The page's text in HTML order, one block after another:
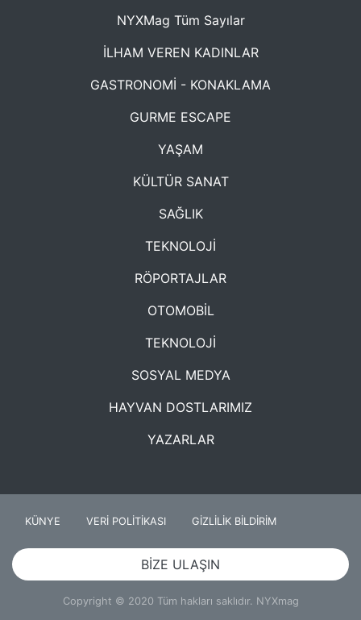
NYXMag Tüm Sayılar
İLHAM VEREN KADINLAR
GASTRONOMİ - KONAKLAMA
GURME ESCAPE
YAŞAM
KÜLTÜR SANAT
SAĞLIK
TEKNOLOJİ
RÖPORTAJLAR
OTOMOBİL
TEKNOLOJİ
SOSYAL MEDYA
HAYVAN DOSTLARIMIZ
YAZARLAR
KÜNYE VERİ POLİTİKASI GİZLİLİK BİLDİRİM
BİZE ULAŞIN
Copyright © 2020 Tüm hakları saklıdır. NYXmag